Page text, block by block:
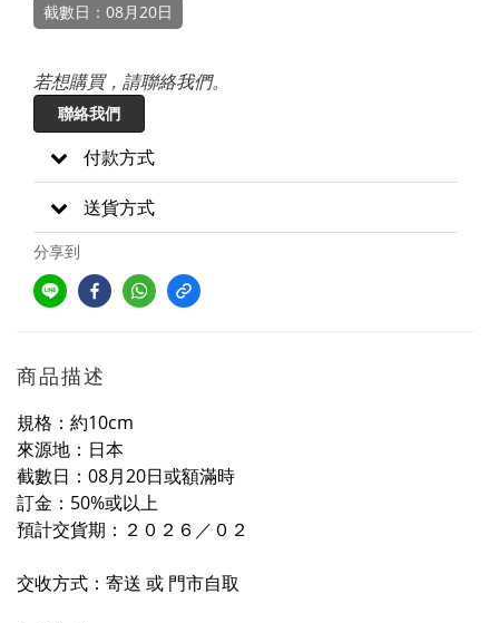
截數日：08月20日
若想購買，請聯絡我們。
聯絡我們
付款方式
送貨方式
分享到
商品描述
規格：約10cm
來源地：日本
截數日：08月20日或額滿時
訂金：50%或以上
預計交貨期：２０２６／０２
交收方式：寄送 或 門市自取